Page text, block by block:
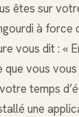
êtes sur
à force
vous dit : «
que vous
temps
une